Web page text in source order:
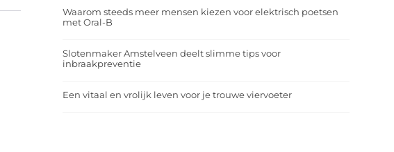
Waarom steeds meer mensen kiezen voor elektrisch poetsen
met Oral-B
Slotenmaker Amstelveen deelt slimme tips voor
inbraakpreventie
Een vitaal en vrolijk leven voor je trouwe viervoeter